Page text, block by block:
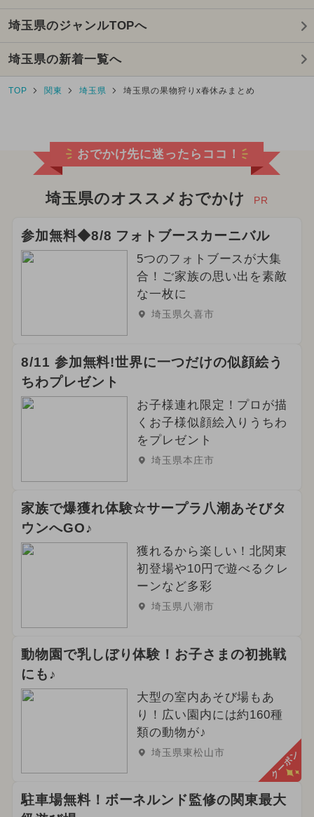
埼玉県のジャンルTOPへ
埼玉県の新着一覧へ
TOP 関東 埼玉県 埼玉県の果物狩りx春休みまとめ
おでかけ先に迷ったらココ！
埼玉県のオススメおでかけ PR
参加無料◆8/8 フォトブースカーニバル
5つのフォトブースが大集
合！ご家族の思い出を素敵
な一枚に
埼玉県久喜市
8/11 参加無料!世界に一つだけの似顔絵う
ちわプレゼント
お子様連れ限定！プロが描
くお子様似顔絵入りうちわ
をプレゼント
埼玉県本庄市
家族で爆獲れ体験☆サープラ八潮あそびタ
ウンへGO♪
獲れるから楽しい！北関東
初登場や10円で遊べるクレ
ーンなど多彩
埼玉県八潮市
動物園で乳しぼり体験！お子さまの初挑戦
にも♪
大型の室内あそび場もあ
り！広い園内には約160種
類の動物が♪
埼玉県東松山市 クーポン
駐車場無料！ボーネルンド監修の関東最大